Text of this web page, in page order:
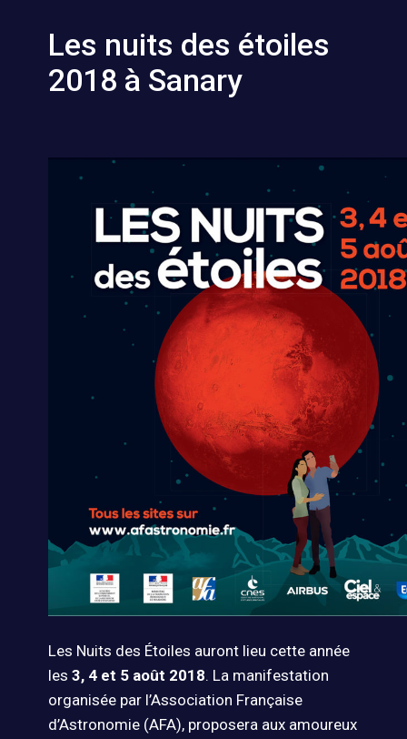
Les nuits des étoiles
2018 à Sanary
Les Nuits des Étoiles auront lieu cette année
les 3, 4 et 5 août 2018. La manifestation
organisée par l’Association Française
d’Astronomie (AFA), proposera aux amoureux